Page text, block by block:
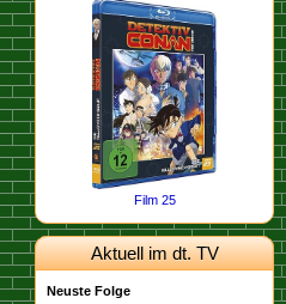
Film 25
Aktuell im dt. TV
Neuste Folge